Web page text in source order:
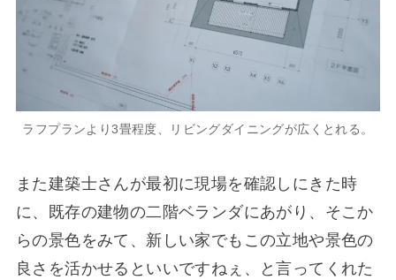
ラフプランより3畳程度、リビングダイニングが広くとれる。
また建築士さんが最初に現場を確認しにきた時
に、既存の建物の二階ベランダにあがり、そこか
らの景色をみて、新しい家でもこの立地や景色の
良さを活かせるといいですねぇ、と言ってくれた